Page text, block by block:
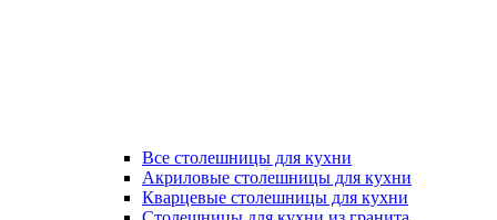
Все столешницы для кухни
Акриловые столешницы для кухни
Кварцевые столешницы для кухни